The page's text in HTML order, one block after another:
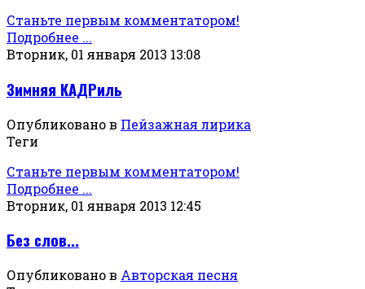
Станьте первым комментатором!
Подробнее ...
Вторник, 01 января 2013 13:08
Зимняя КАДРиль
Опубликовано в Пейзажная лирика
Теги
Станьте первым комментатором!
Подробнее ...
Вторник, 01 января 2013 12:45
Без слов...
Опубликовано в Авторская песня